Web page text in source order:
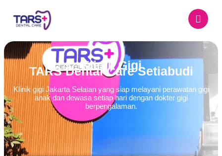
Klinik Gigi
TARS Dental Care Setiabudi
Klinik gigi Jakarta Selatan yang siap melayani perawatan gigi
anak dan dewasa setiap hari dengan dokter gigi
berpengalaman.